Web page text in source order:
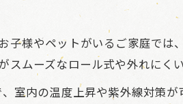
り方のコツ
ドの活用法
ント
その回避策
せる実践術
様やペットがいるご家庭では
ムーズなロール式や外れにく
室内の温度上昇や紫外線対策